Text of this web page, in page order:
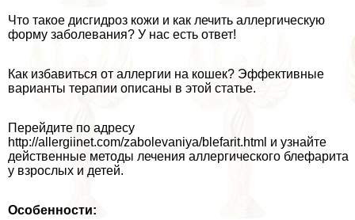
Что такое дисгидроз кожи и как лечить аллергическую
форму заболевания? У нас есть ответ!
Как избавиться от аллергии на кошек? Эффективные
варианты терапии описаны в этой статье.
Перейдите по адресу
http://allergiinet.com/zabolevaniya/blefarit.html и узнайте
действенные методы лечения аллергического блефарита
у взрослых и детей.
Особенности: